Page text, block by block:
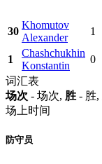
30
Khomutov
Alexander
1
1
Chashchukhin
Konstantin
0
词汇表
场次 - 场次, 胜 - 胜,
场上时间
防守员